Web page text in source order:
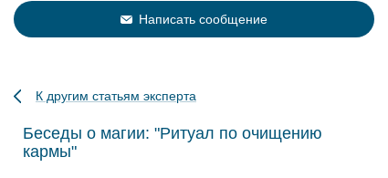
Написать сообщение
К другим статьям эксперта
Беседы о магии: "Ритуал по очищению
кармы"